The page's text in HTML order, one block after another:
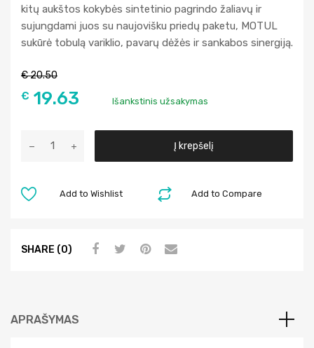
kitų aukštos kokybės sintetinio pagrindo žaliavų ir
sujungdami juos su naujovišku priedų paketu, MOTUL
sukūrė tobulą variklio, pavarų dėžės ir sankabos sinergiją.
€20.50
€ 19.63 Išankstinis užsakymas
Į krepšelį
:
Add to Compare
Add to Wishlist
SHARE (0)
APRAŠYMAS